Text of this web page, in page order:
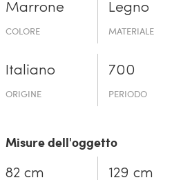
Marrone
COLORE
Legno
MATERIALE
Italiano
ORIGINE
700
PERIODO
Misure dell'oggetto
82 cm 129 cm